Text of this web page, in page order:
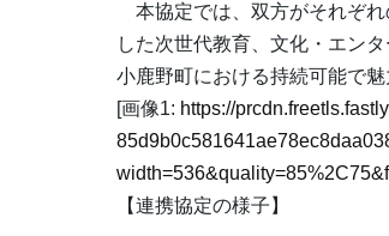
本協定では、双方がそれぞれ
した次世代教育、文化・エン
小鹿野町における持続可能で
[画像1: https://
【連携協定の様子】